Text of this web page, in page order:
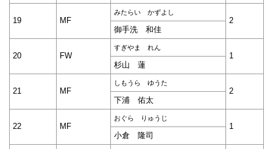
19 MF
みたらい かずよし
2
御手洗 和佳
20 FW
すぎやま れん
1
杉山 蓮
21 MF
しもうら ゆうた
2
下浦 佑太
22 MF
おぐら りゅうじ
1
小倉 隆司